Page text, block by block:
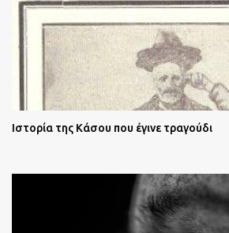
Ιστορία της Κάσου που έγινε τραγούδι